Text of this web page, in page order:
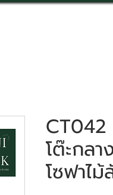
โต๊ะกลา
โซฟาไ